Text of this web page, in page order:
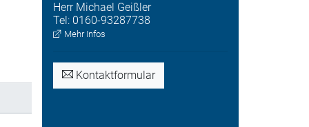
Herr Michael Geißler
Tel: 0160-93287738
Mehr Infos
Kontaktformular